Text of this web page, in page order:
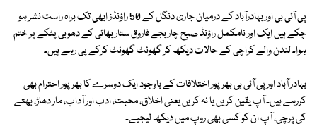
پی آئی بی اور بہادرآباد کے درمیان جاری دنگل کے 50 راؤنڈز ابھی تک براہ راست نشر ہو
چکے ہیں ایک اور نامکمل راؤنڈ صبح چار بجے فاروق ستار بھائی کے دھوبی پٹکے پر ختم
ہوا۔ لندن والے کراچی کے حالات دیکھ کر گھونٹ گھونٹ کرکے پی رہے ہیں۔
بہادر آباد اور پی آئی بی بھرپور اختلافات کے باوجود ایک دوسرے کا بھرپور احترام بھی
کررہے ہیں۔ آپ یقین کریں یا نہ کریں یعنی اخلاق، محبت، ادب اور آداب، مار دھاڑ، بھتے
کی پرچی، آپ ان کو کسی بھی روپ میں دیکھ لیجیے۔